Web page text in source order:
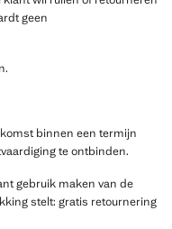
geen
binnen een termijn
te ontbinden.
gebruik maken van de
stelt: gratis retournering